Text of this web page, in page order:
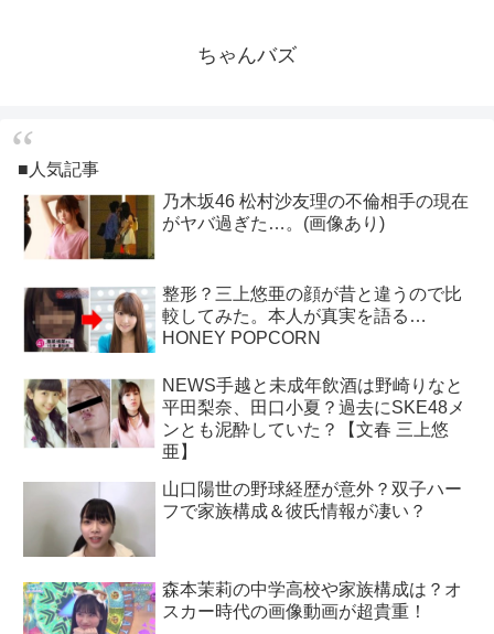
ちゃんバズ
■人気記事
乃木坂46 松村沙友理の不倫相手の現在
がヤバ過ぎた…。(画像あり)
整形？三上悠亜の顔が昔と違うので比
較してみた。本人が真実を語る…
HONEY POPCORN
NEWS手越と未成年飲酒は野崎りなと
平田梨奈、田口小夏？過去にSKE48メ
ンとも泥酔していた？【文春 三上悠
亜】
山口陽世の野球経歴が意外？双子ハー
フで家族構成＆彼氏情報が凄い？
森本茉莉の中学高校や家族構成は？オ
スカー時代の画像動画が超貴重！